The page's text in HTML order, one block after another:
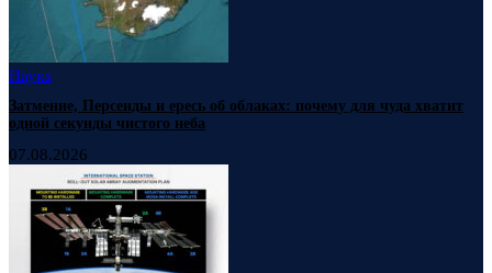
Наука
Затмение, Персеиды и ересь об облаках: почему для чуда хватит
одной секунды чистого неба
07.08.2026